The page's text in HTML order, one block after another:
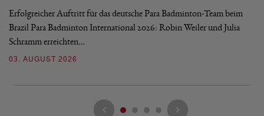
Erfolgreicher Auftritt für das deutsche Para Badminton-Team beim
Brazil Para Badminton International 2026: Robin Weiler und Julia
Schramm erreichten…
03. AUGUST 2026